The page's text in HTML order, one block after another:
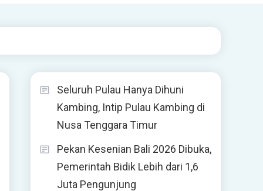
Seluruh Pulau Hanya Dihuni
Kambing, Intip Pulau Kambing di
Nusa Tenggara Timur
Pekan Kesenian Bali 2026 Dibuka,
Pemerintah Bidik Lebih dari 1,6
Juta Pengunjung